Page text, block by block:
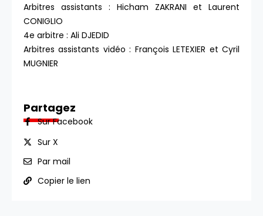
Arbitres assistants : Hicham ZAKRANI et Laurent
CONIGLIO
4e arbitre : Ali DJEDID
Arbitres assistants vidéo : François LETEXIER et Cyril
MUGNIER
Partagez
Sur Facebook
Sur X
Par mail
Copier le lien